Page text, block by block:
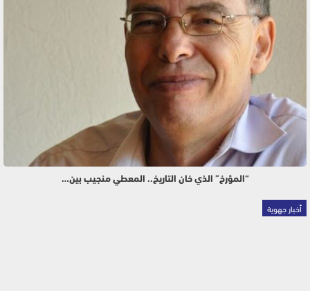
“المؤرخ” الذي خان التاريخ.. المعطي منجيب بين…
أخبار جهوية